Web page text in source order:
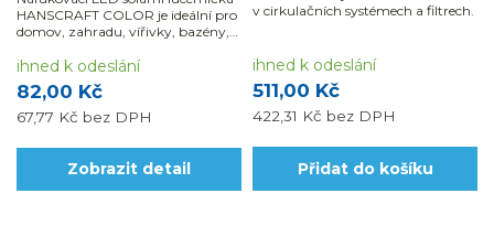
HANSCRAFT COLOR je ideální pro
domov, zahradu, vířivky, bazény,
dalšího.
82,00 Kč
67,77 Kč bez DPH
ihned k odeslání
Zobrazit detail
v cirkulačních systémech a filtrech.
511,00 Kč
422,31 Kč bez DPH
ihned k odeslání
Přidat do košíku